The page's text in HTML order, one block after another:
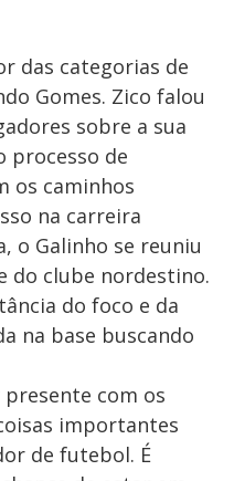
das categorias de
Gomes. Zico falou
sobre a sua
processo de
os caminhos
na carreira
o Galinho se reuniu
do clube nordestino.
do foco e da
na base buscando
com os
importantes
de futebol. É